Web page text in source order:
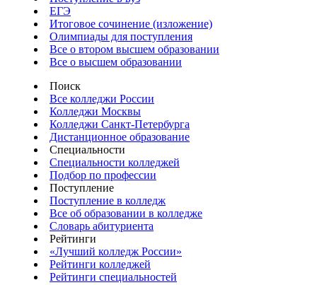
ЕГЭ
Итоговое сочинение (изложение)
Олимпиады для поступления
Все о втором высшем образовании
Все о высшем образовании
Поиск
Все колледжи России
Колледжи Москвы
Колледжи Санкт-Петербурга
Дистанционное образование
Специальности
Специальности колледжей
Подбор по профессии
Поступление
Поступление в колледж
Все об образовании в колледже
Словарь абитуриента
Рейтинги
«Лучший колледж России»
Рейтинги колледжей
Рейтинги специальностей